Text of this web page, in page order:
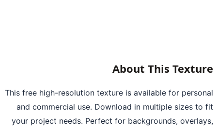
About This
This free high-resolution texture is available for
and commercial use. Download in multiple sizes
your project needs. Perfect for backgrounds,